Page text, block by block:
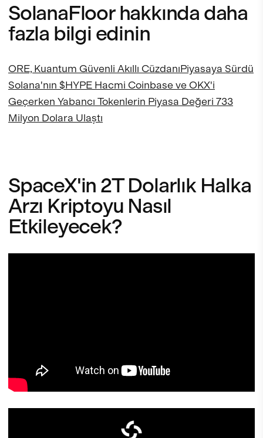
SolanaFloor hakkında daha
fazla bilgi edinin
ORE, Kuantum Güvenli Akıllı CüzdanıPiyasaya Sürdü
Solana'nın $HYPE Hacmi Coinbase ve OKX'i
Geçerken Yabancı Tokenlerin Piyasa Değeri 733
Milyon Dolara Ulaştı
SpaceX'in 2T Dolarlık Halka
Arzı Kriptoyu Nasıl
Etkileyecek?